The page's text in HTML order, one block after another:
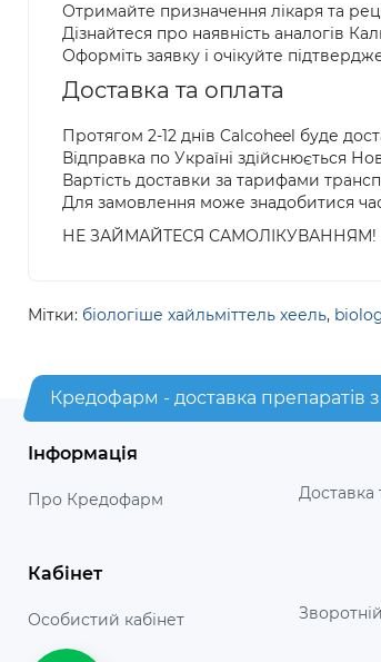
Отримайте призначення лікаря та
Дізнайтеся про наявність аналогів
Оформіть заявку і очікуйте
Доставка та оплата
Протягом 2-12 днів Calcoheel буде
Відправка по Україні здійснюється
Вартість доставки за тарифами
Для замовлення може знадобитися
НЕ ЗАЙМАЙТЕСЯ САМОЛІКУВАННЯМ!
Мітки: біологіше хайльміттель хеель,
Кредофарм - доставка препаратів
Інформація
Про Кредофарм Доставка
Кабінет
Особистий кабінет